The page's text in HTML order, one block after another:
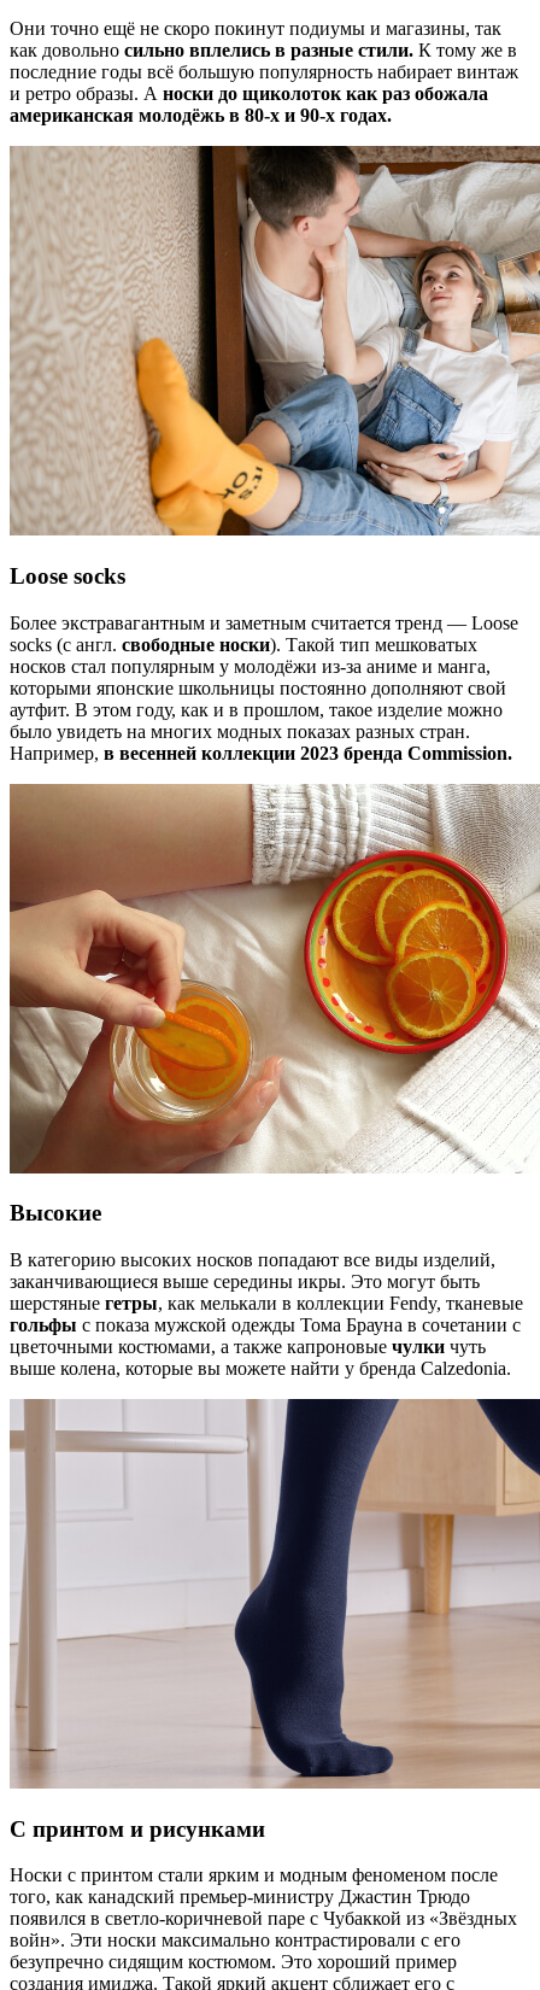
Они точно ещё не скоро покинут подиумы и магазины, так
как довольно сильно вплелись в разные стили. К тому же в
последние годы всё большую популярность набирает винтаж
и ретро образы. А носки до щиколоток как раз обожала
американская молодёжь в 80-х и 90-х годах.
Loose socks
Более экстравагантным и заметным считается тренд — Loose
socks (с англ. свободные носки). Такой тип мешковатых
носков стал популярным у молодёжи из-за аниме и манга,
которыми японские школьницы постоянно дополняют свой
аутфит. В этом году, как и в прошлом, такое изделие можно
было увидеть на многих модных показах разных стран.
Например, в весенней коллекции 2023 бренда Commission.
Высокие
В категорию высоких носков попадают все виды изделий,
заканчивающиеся выше середины икры. Это могут быть
шерстяные гетры, как мелькали в коллекции Fendy, тканевые
гольфы с показа мужской одежды Тома Брауна в сочетании с
цветочными костюмами, а также капроновые чулки чуть
выше колена, которые вы можете найти у бренда Calzedonia.
С принтом и рисунками
Носки с принтом стали ярким и модным феноменом после
того, как канадский премьер-министру Джастин Трюдо
появился в светло-коричневой паре с Чубаккой из «Звëздных
войн». Эти носки максимально контрастировали с его
безупречно сидящим костюмом. Это хороший пример
создания имиджа. Такой яркий акцент сближает его с